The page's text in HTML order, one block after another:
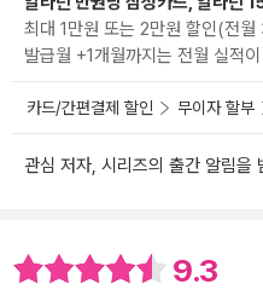
최대 1만원 또는 2만원 할인(전
발급월 +1개월까지는 전월 실적
카드/간편결제 할인 무이자 할부
관심 저자, 시리즈의 출간 알림을
9.3